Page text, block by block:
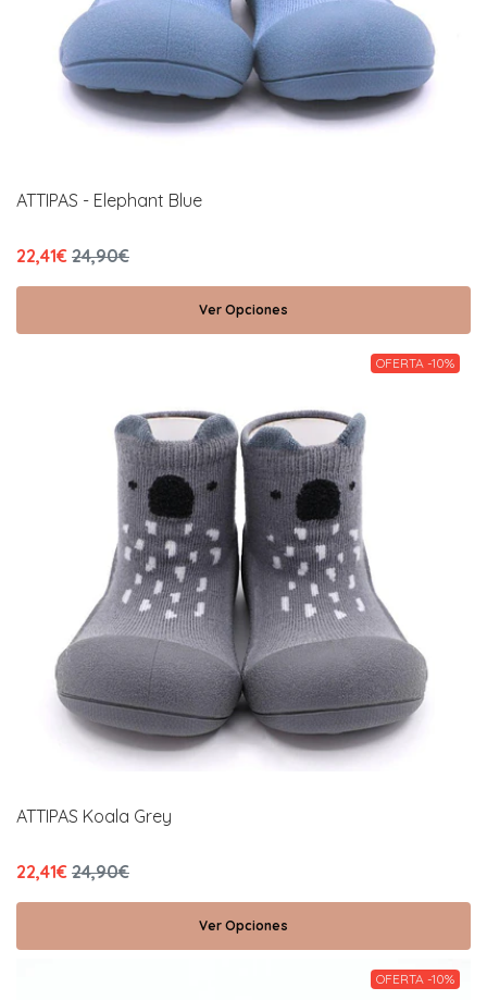
ATTIPAS - Elephant Blue
22,41€ 24,90€
Ver Opciones
OFERTA -10%
ATTIPAS Koala Grey
22,41€ 24,90€
Ver Opciones
OFERTA -10%